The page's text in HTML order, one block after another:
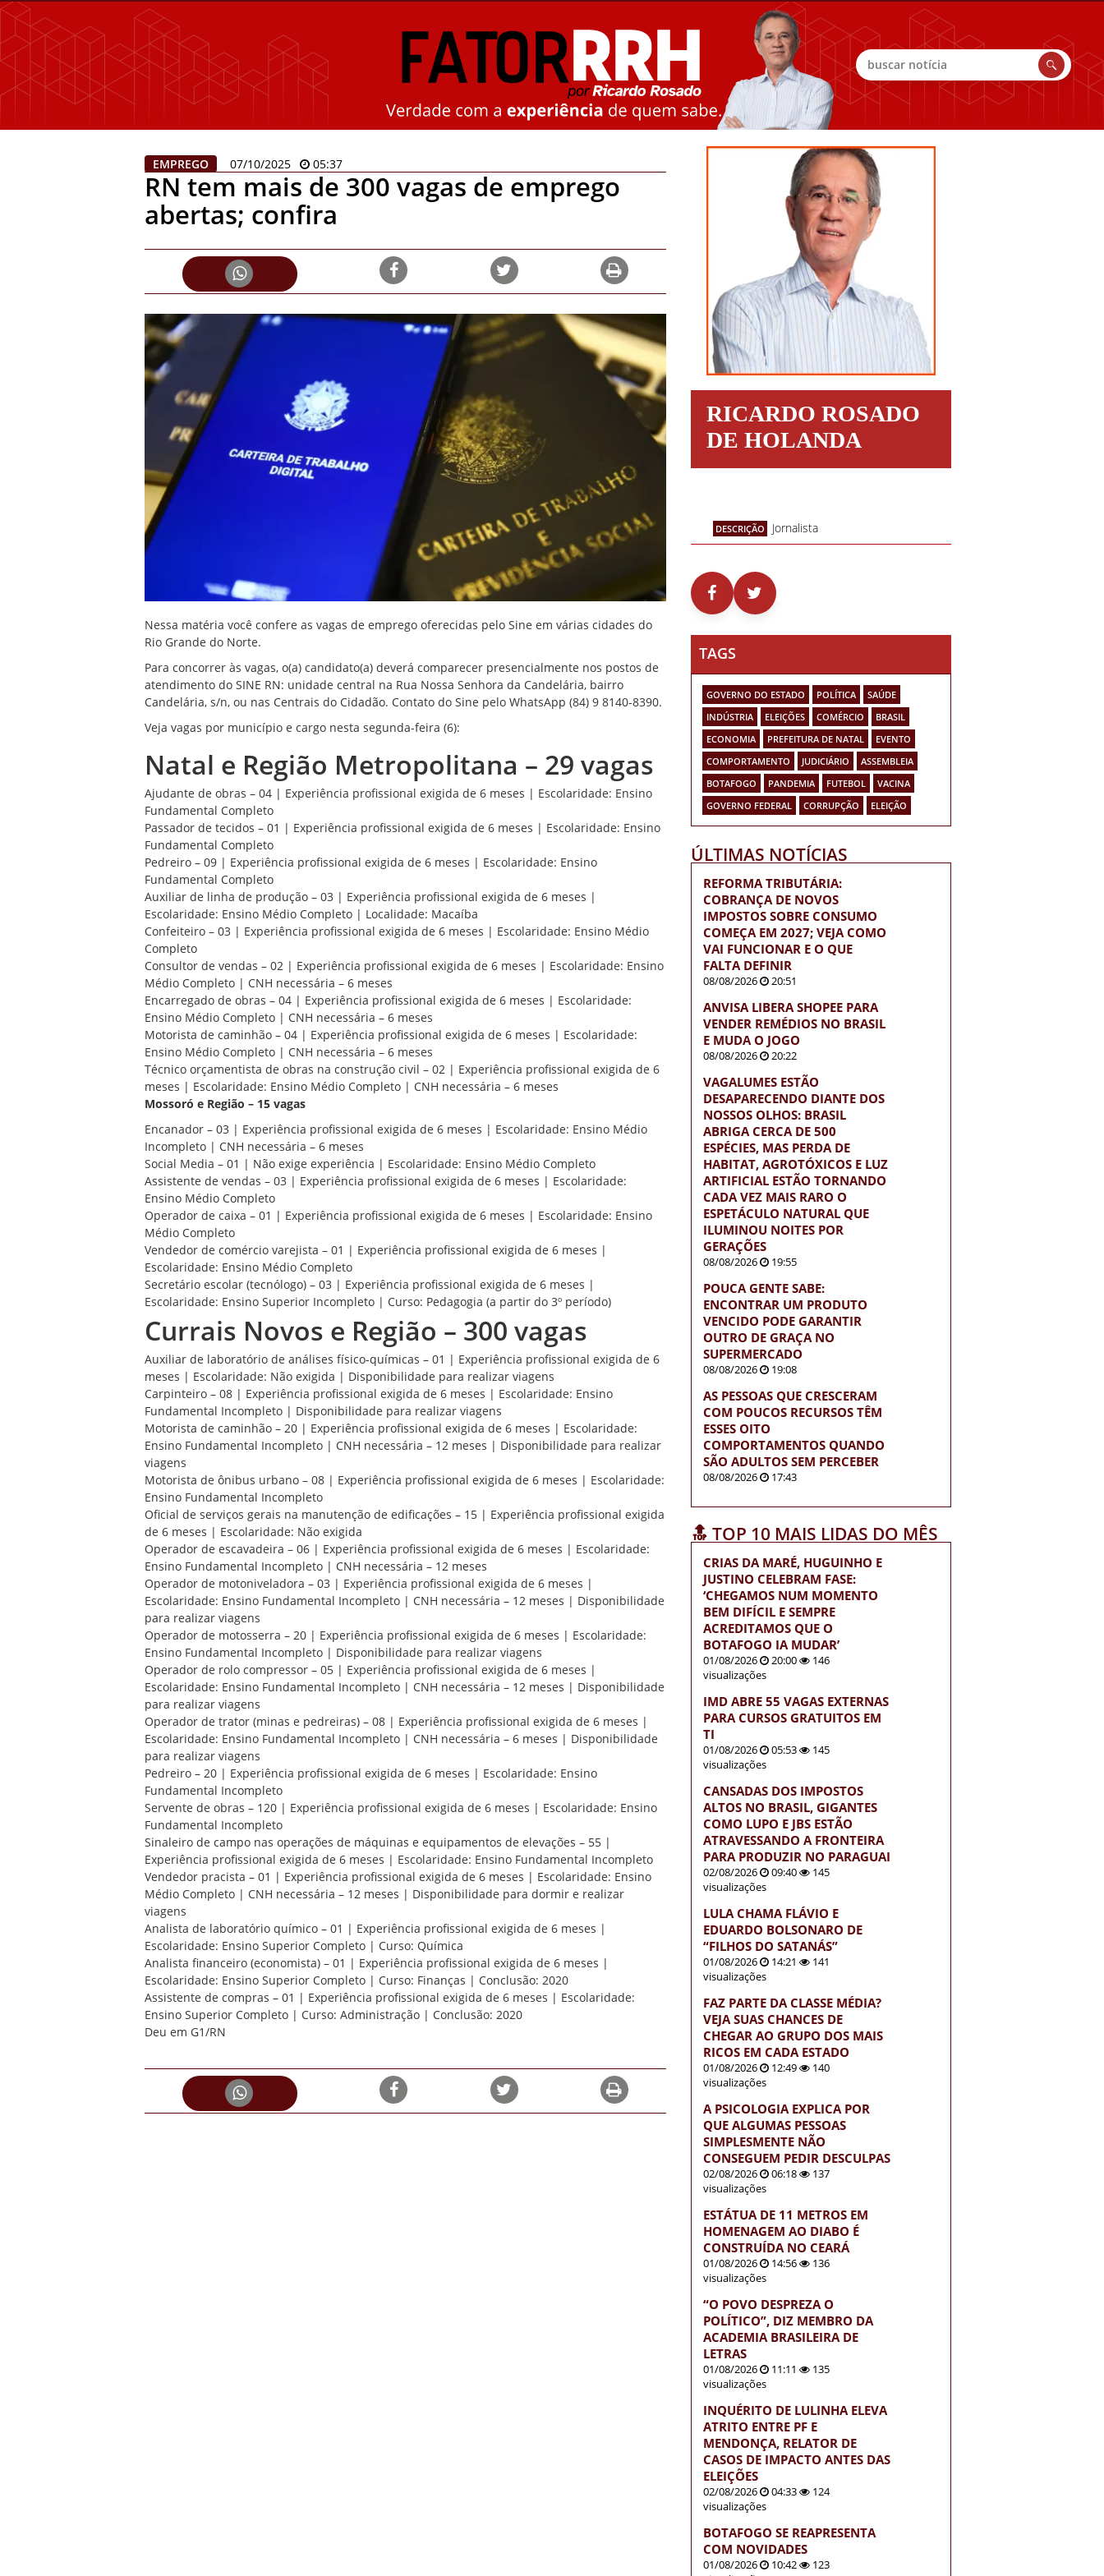
Buscar
EMPREGO 07/10/2025 05:37
RN tem mais de 300 vagas de emprego
abertas; confira
Nessa matéria você confere as vagas de emprego oferecidas pelo Sine em várias cidades do
Rio Grande do Norte.
Para concorrer às vagas, o(a) candidato(a) deverá comparecer presencialmente nos postos de
atendimento do SINE RN: unidade central na Rua Nossa Senhora da Candelária, bairro
Candelária, s/n, ou nas Centrais do Cidadão. Contato do Sine pelo WhatsApp (84) 9 8140-8390.
Veja vagas por município e cargo nesta segunda-feira (6):
Natal e Região Metropolitana – 29 vagas
Ajudante de obras – 04 | Experiência profissional exigida de 6 meses | Escolaridade: Ensino
Fundamental Completo
Passador de tecidos – 01 | Experiência profissional exigida de 6 meses | Escolaridade: Ensino
Fundamental Completo
Pedreiro – 09 | Experiência profissional exigida de 6 meses | Escolaridade: Ensino
Fundamental Completo
Auxiliar de linha de produção – 03 | Experiência profissional exigida de 6 meses |
Escolaridade: Ensino Médio Completo | Localidade: Macaíba
Confeiteiro – 03 | Experiência profissional exigida de 6 meses | Escolaridade: Ensino Médio
Completo
Consultor de vendas – 02 | Experiência profissional exigida de 6 meses | Escolaridade: Ensino
Médio Completo | CNH necessária – 6 meses
Encarregado de obras – 04 | Experiência profissional exigida de 6 meses | Escolaridade:
Ensino Médio Completo | CNH necessária – 6 meses
Motorista de caminhão – 04 | Experiência profissional exigida de 6 meses | Escolaridade:
Ensino Médio Completo | CNH necessária – 6 meses
Técnico orçamentista de obras na construção civil – 02 | Experiência profissional exigida de 6
meses | Escolaridade: Ensino Médio Completo | CNH necessária – 6 meses
Mossoró e Região – 15 vagas
Encanador – 03 | Experiência profissional exigida de 6 meses | Escolaridade: Ensino Médio
Incompleto | CNH necessária – 6 meses
Social Media – 01 | Não exige experiência | Escolaridade: Ensino Médio Completo
Assistente de vendas – 03 | Experiência profissional exigida de 6 meses | Escolaridade:
Ensino Médio Completo
Operador de caixa – 01 | Experiência profissional exigida de 6 meses | Escolaridade: Ensino
Médio Completo
Vendedor de comércio varejista – 01 | Experiência profissional exigida de 6 meses |
Escolaridade: Ensino Médio Completo
Secretário escolar (tecnólogo) – 03 | Experiência profissional exigida de 6 meses |
Escolaridade: Ensino Superior Incompleto | Curso: Pedagogia (a partir do 3º período)
Currais Novos e Região – 300 vagas
Auxiliar de laboratório de análises físico-químicas – 01 | Experiência profissional exigida de 6
meses | Escolaridade: Não exigida | Disponibilidade para realizar viagens
Carpinteiro – 08 | Experiência profissional exigida de 6 meses | Escolaridade: Ensino
Fundamental Incompleto | Disponibilidade para realizar viagens
Motorista de caminhão – 20 | Experiência profissional exigida de 6 meses | Escolaridade:
Ensino Fundamental Incompleto | CNH necessária – 12 meses | Disponibilidade para realizar
viagens
Motorista de ônibus urbano – 08 | Experiência profissional exigida de 6 meses | Escolaridade:
Ensino Fundamental Incompleto
Oficial de serviços gerais na manutenção de edificações – 15 | Experiência profissional exigida
de 6 meses | Escolaridade: Não exigida
Operador de escavadeira – 06 | Experiência profissional exigida de 6 meses | Escolaridade:
Ensino Fundamental Incompleto | CNH necessária – 12 meses
Operador de motoniveladora – 03 | Experiência profissional exigida de 6 meses |
Escolaridade: Ensino Fundamental Incompleto | CNH necessária – 12 meses | Disponibilidade
para realizar viagens
Operador de motosserra – 20 | Experiência profissional exigida de 6 meses | Escolaridade:
Ensino Fundamental Incompleto | Disponibilidade para realizar viagens
Operador de rolo compressor – 05 | Experiência profissional exigida de 6 meses |
Escolaridade: Ensino Fundamental Incompleto | CNH necessária – 12 meses | Disponibilidade
para realizar viagens
Operador de trator (minas e pedreiras) – 08 | Experiência profissional exigida de 6 meses |
Escolaridade: Ensino Fundamental Incompleto | CNH necessária – 6 meses | Disponibilidade
para realizar viagens
Pedreiro – 20 | Experiência profissional exigida de 6 meses | Escolaridade: Ensino
Fundamental Incompleto
Servente de obras – 120 | Experiência profissional exigida de 6 meses | Escolaridade: Ensino
Fundamental Incompleto
Sinaleiro de campo nas operações de máquinas e equipamentos de elevações – 55 |
Experiência profissional exigida de 6 meses | Escolaridade: Ensino Fundamental Incompleto
Vendedor pracista – 01 | Experiência profissional exigida de 6 meses | Escolaridade: Ensino
Médio Completo | CNH necessária – 12 meses | Disponibilidade para dormir e realizar
viagens
Analista de laboratório químico – 01 | Experiência profissional exigida de 6 meses |
Escolaridade: Ensino Superior Completo | Curso: Química
Analista financeiro (economista) – 01 | Experiência profissional exigida de 6 meses |
Escolaridade: Ensino Superior Completo | Curso: Finanças | Conclusão: 2020
Assistente de compras – 01 | Experiência profissional exigida de 6 meses | Escolaridade:
Ensino Superior Completo | Curso: Administração | Conclusão: 2020
Deu em G1/RN
RICARDO ROSADO
DE HOLANDA
DESCRIÇÃO Jornalista
TAGS
GOVERNO DO ESTADO POLÍTICA
SAÚDE
INDÚSTRIA
ELEIÇÕES COMÉRCIO
BRASIL
ECONOMIA
PREFEITURA DE NATAL
EVENTO
COMPORTAMENTO
JUDICIÁRIO
ASSEMBLEIA
BOTAFOGO
PANDEMIA FUTEBOL
VACINA
GOVERNO FEDERAL
CORRUPÇÃO ELEIÇÃO
ÚLTIMAS NOTÍCIAS
REFORMA TRIBUTÁRIA:
COBRANÇA DE NOVOS
IMPOSTOS SOBRE CONSUMO
COMEÇA EM 2027; VEJA COMO
VAI FUNCIONAR E O QUE
FALTA DEFINIR
08/08/2026 20:51
ANVISA LIBERA SHOPEE PARA
VENDER REMÉDIOS NO BRASIL
E MUDA O JOGO
08/08/2026 20:22
VAGALUMES ESTÃO
DESAPARECENDO DIANTE DOS
NOSSOS OLHOS: BRASIL
ABRIGA CERCA DE 500
ESPÉCIES, MAS PERDA DE
HABITAT, AGROTÓXICOS E LUZ
ARTIFICIAL ESTÃO TORNANDO
CADA VEZ MAIS RARO O
ESPETÁCULO NATURAL QUE
ILUMINOU NOITES POR
GERAÇÕES
08/08/2026 19:55
POUCA GENTE SABE:
ENCONTRAR UM PRODUTO
VENCIDO PODE GARANTIR
OUTRO DE GRAÇA NO
SUPERMERCADO
08/08/2026 19:08
AS PESSOAS QUE CRESCERAM
COM POUCOS RECURSOS TÊM
ESSES OITO
COMPORTAMENTOS QUANDO
SÃO ADULTOS SEM PERCEBER
08/08/2026 17:43
🔝 TOP 10 MAIS LIDAS DO MÊS
CRIAS DA MARÉ, HUGUINHO E
JUSTINO CELEBRAM FASE:
‘CHEGAMOS NUM MOMENTO
BEM DIFÍCIL E SEMPRE
ACREDITAMOS QUE O
BOTAFOGO IA MUDAR’
01/08/2026 20:00
146
visualizações
IMD ABRE 55 VAGAS EXTERNAS
PARA CURSOS GRATUITOS EM
TI
01/08/2026 05:53
145
visualizações
CANSADAS DOS IMPOSTOS
ALTOS NO BRASIL, GIGANTES
COMO LUPO E JBS ESTÃO
ATRAVESSANDO A FRONTEIRA
PARA PRODUZIR NO PARAGUAI
02/08/2026 09:40
145
visualizações
LULA CHAMA FLÁVIO E
EDUARDO BOLSONARO DE
“FILHOS DO SATANÁS”
01/08/2026 14:21
141
visualizações
FAZ PARTE DA CLASSE MÉDIA?
VEJA SUAS CHANCES DE
CHEGAR AO GRUPO DOS MAIS
RICOS EM CADA ESTADO
01/08/2026 12:49
140
visualizações
A PSICOLOGIA EXPLICA POR
QUE ALGUMAS PESSOAS
SIMPLESMENTE NÃO
CONSEGUEM PEDIR DESCULPAS
02/08/2026 06:18
137
visualizações
ESTÁTUA DE 11 METROS EM
HOMENAGEM AO DIABO É
CONSTRUÍDA NO CEARÁ
01/08/2026 14:56
136
visualizações
“O POVO DESPREZA O
POLÍTICO”, DIZ MEMBRO DA
ACADEMIA BRASILEIRA DE
LETRAS
01/08/2026 11:11
135
visualizações
INQUÉRITO DE LULINHA ELEVA
ATRITO ENTRE PF E
MENDONÇA, RELATOR DE
CASOS DE IMPACTO ANTES DAS
ELEIÇÕES
02/08/2026 04:33
124
visualizações
BOTAFOGO SE REAPRESENTA
COM NOVIDADES
01/08/2026 10:42
123